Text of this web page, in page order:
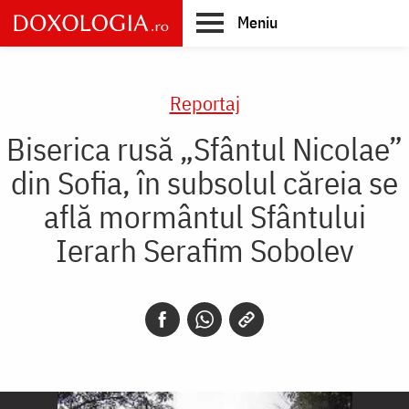
Skip
to
main
Meniu
Reportaj
Biserica rusă „Sfântul Nicolae”
din Sofia, în subsolul căreia se
află mormântul Sfântului
Ierarh Serafim Sobolev